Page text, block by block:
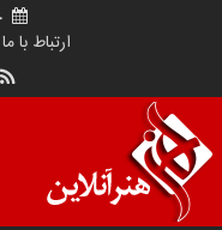
ارتباط با ما